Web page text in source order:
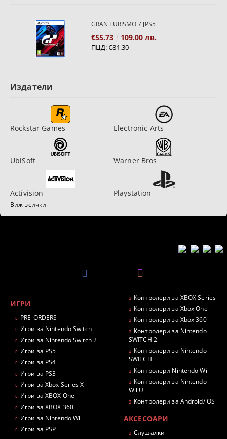
GRAN TURISMO 7 [PS5]
€55.73 109.00 лв.
ПЦД:€81.30
Издатели
Rockstar Games Electronic Arts
UbiSoft Warner Bros
Activision Playstation
Виж всички
ИГРИ
PRE-ORDERS
Игри за Nintendo Switch
Игри за Nintendo Switch 2
Игри за PS5
Игри за PS4
Игри за PS3
Игри за Xbox Series X
Игри за XBOX One
Игри за XBOX 360
Игри за Nintendo Wii
Игри за PSP
Контролери за XBOX Series
Контролери за Xbox One
Контролери за Xbox 360
Контролери за Nintendo
SWITCH 2
Контролери за Nintendo
SWITCH
Контролери Nintendo Wii
Контролери за Nintendo
Wii U
Контролери за Android/iOS
АКСЕСОАРИ
Слушалки